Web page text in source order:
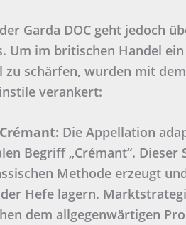
Garda DOC geht jedoch
Um im britischen Handel
schärfen, wurden mit dem
verankert:
Die Appellation
Begriff „Crémant“. Dieser
Methode erzeugt
Hefe lagern.
dem allgegenwärtigen